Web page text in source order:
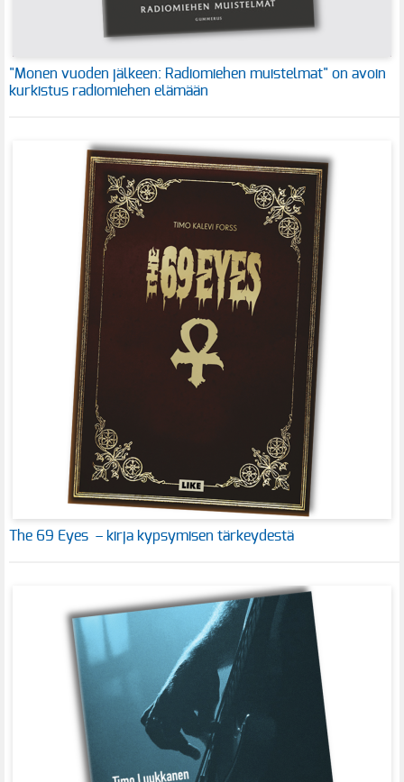
"Monen vuoden jälkeen: Radiomiehen muistelmat" on avoin
kurkistus radiomiehen elämään
The 69 Eyes – kirja kypsymisen tärkeydestä